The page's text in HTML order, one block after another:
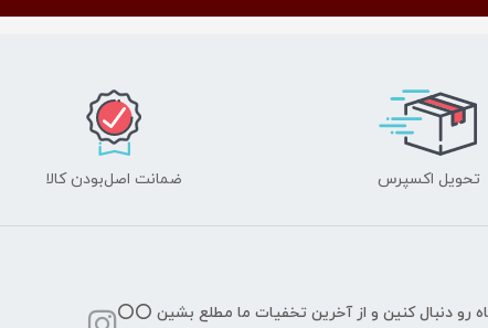
تحویل اکسپرس ضمانت اصل‌بودن کالا
رو دنبال کنین و از آخرین تخفیات ما مطلع بشین ⭕️⭕️